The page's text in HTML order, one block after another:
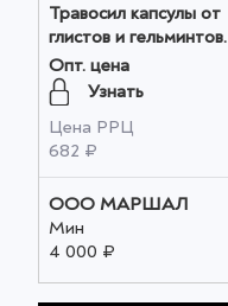
Травосил капсулы от
глистов и гельминтов,
с семенами тыквы, 60
капсул, 500мг оптом
Опт. цена
Узнать
Цена РРЦ
682 ₽
ООО МАРШАЛ
Мин
4 000 ₽